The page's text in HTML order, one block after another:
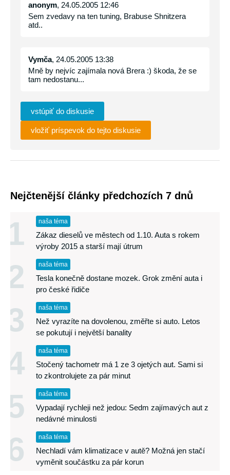
anonym, 24.05.2005 12:46
Sem zvedavy na ten tuning, Brabuse Shnitzera
atd..
Vymča, 24.05.2005 13:38
Mně by nejvíc zajímala nová Brera :) škoda, že se
tam nedostanu...
vstúpiť do diskusie
vložiť príspevok do tejto diskusie
Nejčtenější články předchozích 7 dnů
1 naša téma
Zákaz dieselů ve městech od 1.10. Auta s rokem
výroby 2015 a starší mají útrum
2 naša téma
Tesla konečně dostane mozek. Grok změní auta i
pro české řidiče
3 naša téma
Než vyrazíte na dovolenou, změřte si auto. Letos
se pokutují i největší banality
4 naša téma
Stočený tachometr má 1 ze 3 ojetých aut. Sami si
to zkontrolujete za pár minut
5 naša téma
Vypadají rychleji než jedou: Sedm zajímavých aut z
nedávné minulosti
6 naša téma
Nechladí vám klimatizace v autě? Možná jen stačí
vyměnit součástku za pár korun